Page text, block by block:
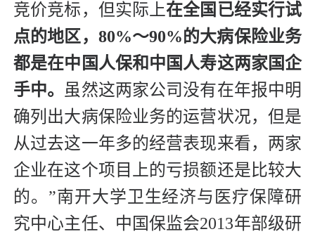
竞价竞标，但实际上在全国已经实行试
点的地区，80%～90%的大病保险业务
都是在中国人保和中国人寿这两家国企
手中。
虽然这两家公司没有在年报中明
确列出大病保险业务的运营状况，但是
从过去这一年多的经营表现来看，两家
企业在这个项目上的亏损额还是比较大
的。”南开大学卫生经济与医疗保障研
究中心主任、中国保监会2013年部级研